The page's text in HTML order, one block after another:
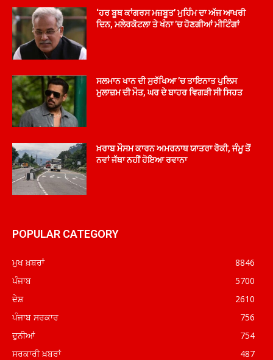
‘ਹਰ ਬੂਥ ਕਾਂਗਰਸ ਮਜ਼ਬੂਤ’ ਮੁਹਿੰਮ ਦਾ ਅੱਜ ਆਖਰੀ
ਦਿਨ, ਮਲੇਰਕੋਟਲਾ ਤੇ ਖੰਨਾ ’ਚ ਹੋਣਗੀਆਂ ਮੀਟਿੰਗਾਂ
ਸਲਮਾਨ ਖਾਨ ਦੀ ਸੁਰੱਖਿਆ ’ਚ ਤਾਇਨਾਤ ਪੁਲਿਸ
ਮੁਲਾਜ਼ਮ ਦੀ ਮੌਤ, ਘਰ ਦੇ ਬਾਹਰ ਵਿਗੜੀ ਸੀ ਸਿਹਤ
ਖ਼ਰਾਬ ਮੌਸਮ ਕਾਰਨ ਅਮਰਨਾਥ ਯਾਤਰਾ ਰੋਕੀ, ਜੰਮੂ ਤੋਂ
ਨਵਾਂ ਜੱਥਾ ਨਹੀਂ ਹੋਇਆ ਰਵਾਨਾ
POPULAR CATEGORY
ਮੁਖ ਖ਼ਬਰਾਂ
8846
ਪੰਜਾਬ
5700
ਦੇਸ਼
2610
ਪੰਜਾਬ ਸਰਕਾਰ
756
ਦੁਨੀਆਂ
754
ਸਰਕਾਰੀ ਖ਼ਬਰਾਂ
487